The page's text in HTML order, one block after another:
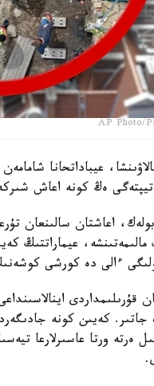
تيپتەگى ەڭ كونە اعاش
اعاشتان سالىنعان
ءالى دە كورشى
كەيىن كونە
ەرتە ورتا عاسىرلارعا